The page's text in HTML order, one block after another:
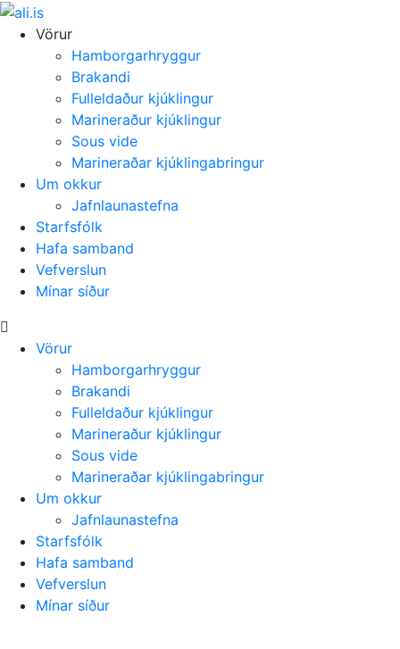
Vörur
Hamborgarhryggur
Brakandi
Fulleldaður kjúklingur
Marineraður kjúklingur
Sous vide
Marineraðar kjúklingabringur
Um okkur
Jafnlaunastefna
Starfsfólk
Hafa samband
Vefverslun
Mínar síður
Vörur
Hamborgarhryggur
Brakandi
Fulleldaður kjúklingur
Marineraður kjúklingur
Sous vide
Marineraðar kjúklingabringur
Um okkur
Jafnlaunastefna
Starfsfólk
Hafa samband
Vefverslun
Mínar síður